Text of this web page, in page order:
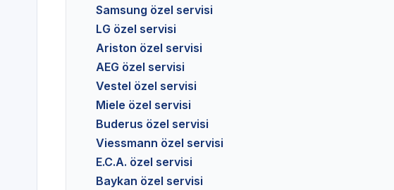
Samsung özel servisi
LG özel servisi
Ariston özel servisi
AEG özel servisi
Vestel özel servisi
Miele özel servisi
Buderus özel servisi
Viessmann özel servisi
E.C.A. özel servisi
Baykan özel servisi